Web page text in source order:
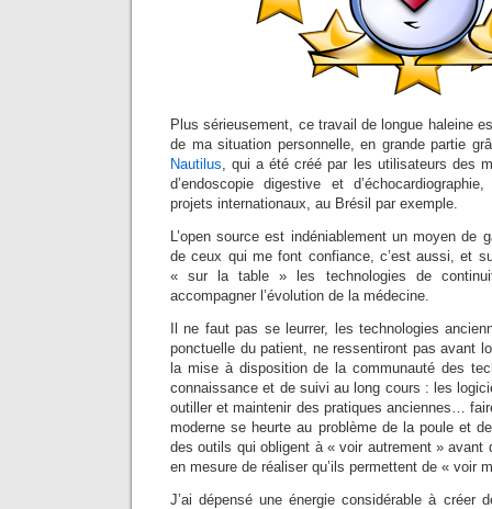
Plus sérieusement, ce travail de longue haleine
de ma situation personnelle, en grande partie
Nautilus, qui a été créé par les utilisateurs des
d’endoscopie digestive et
projets internationaux, au Brésil par exemple.
L’open source est indéniablement un moyen de
de ceux qui me font confiance, c’est aussi, et
« sur la table » les technologies de
accompagner l’évolution de la médecine.
Il ne faut pas se leurrer, les technologies
ponctuelle du patient, ne ressentiront pas avant
la mise à disposition de la communauté des
connaissance et de suivi au long cours : les
outiller et maintenir des pratiques anciennes…
moderne se heurte au problème de la poule et
des outils qui obligent à « voir autrement » avant
en mesure de réaliser qu’ils permettent de « voir
J’ai dépensé une énergie considérable à créer